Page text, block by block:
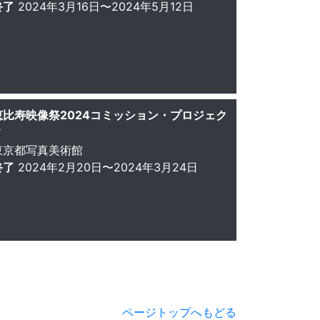
了 2024年3月16日〜2024年5月12日
比寿映像祭2024コミッション・プロジェク
京都写真美術館
了 2024年2月20日〜2024年3月24日
ページトップへもどる